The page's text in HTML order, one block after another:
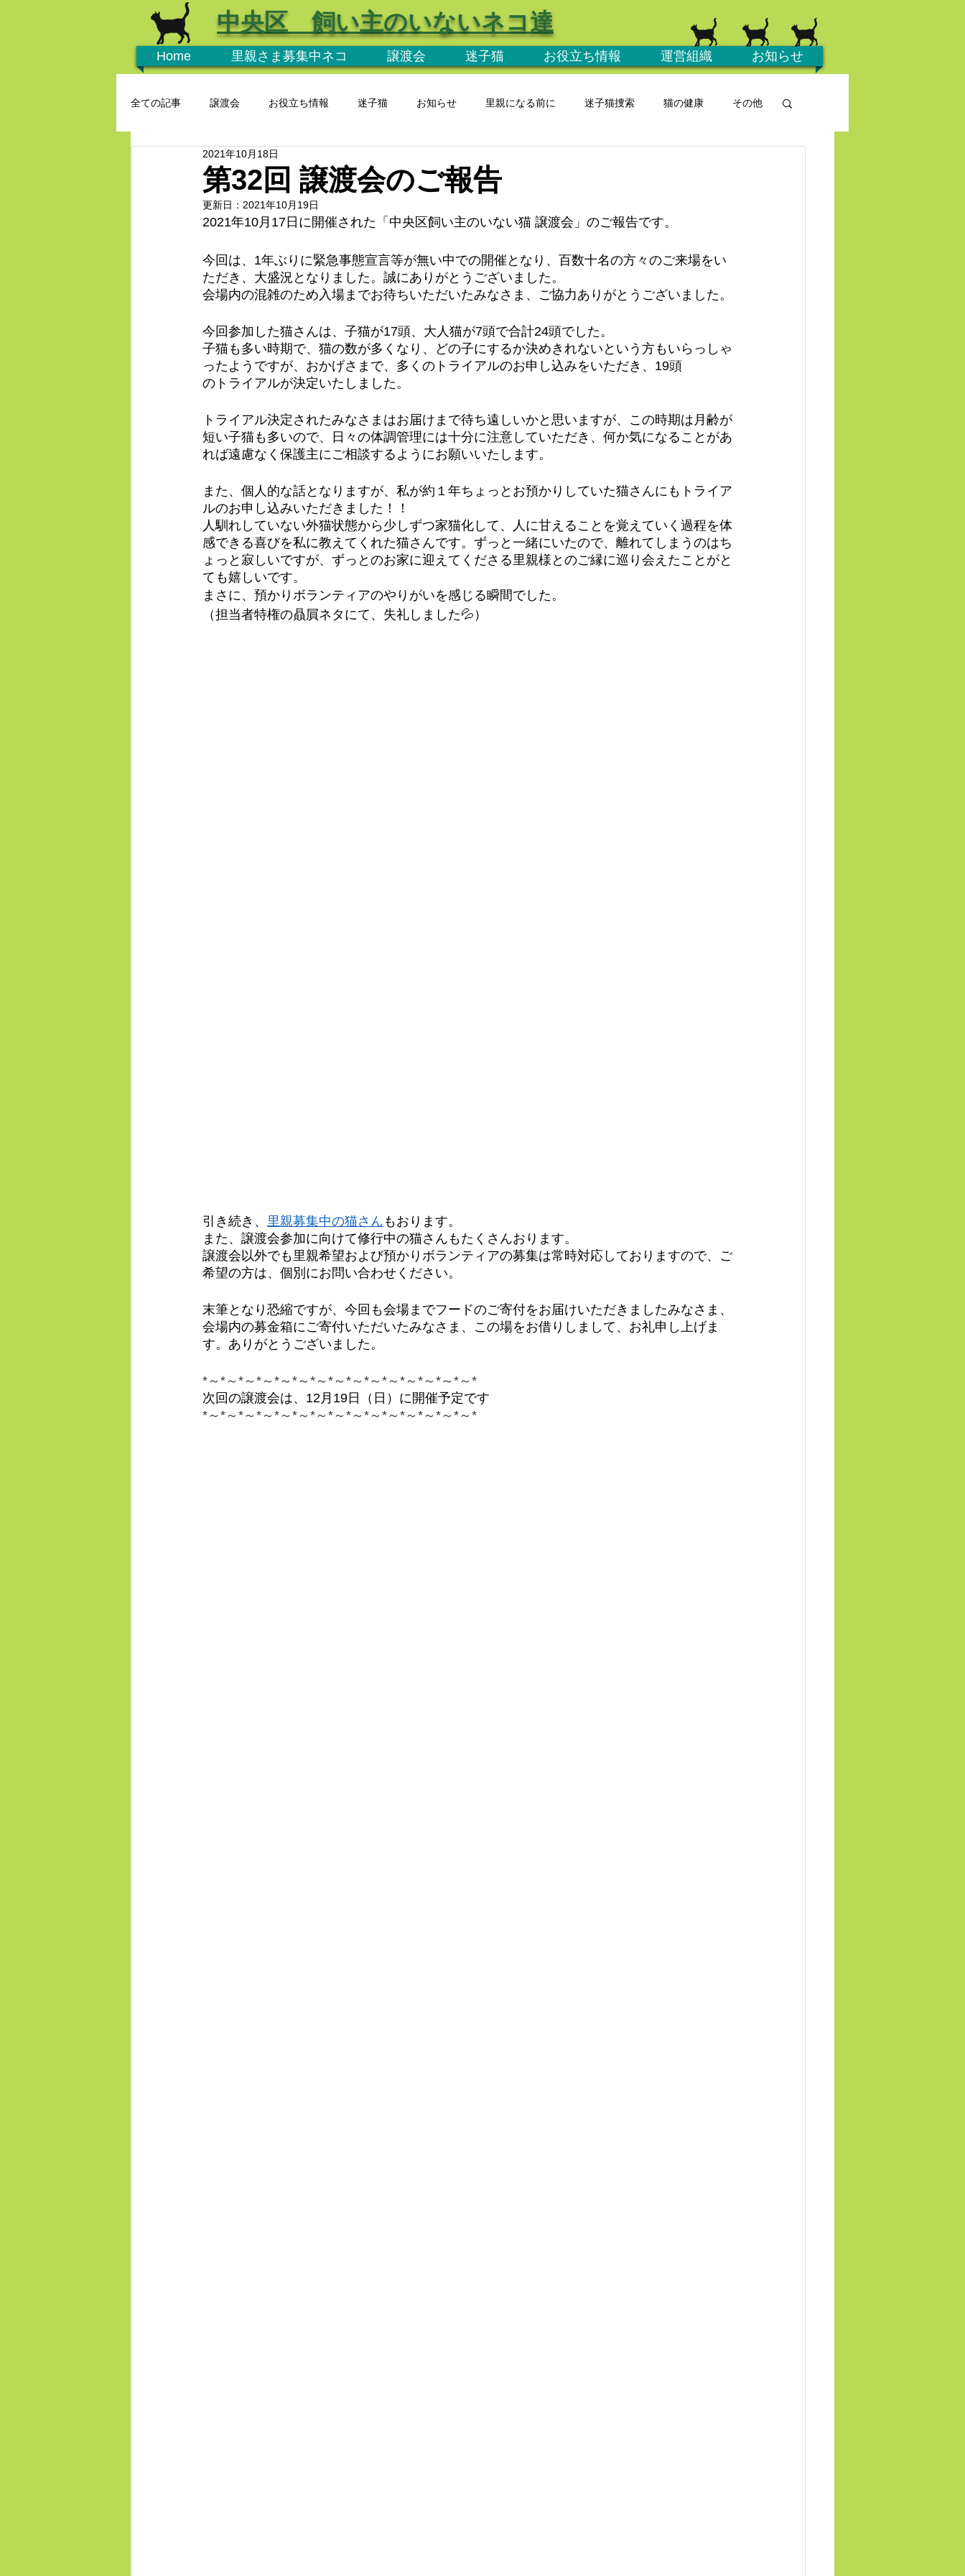
Home 里親さま募集中ネコ 譲渡会 迷子猫 お役立ち情報 運営組織 お知らせ
中央区 飼い主のいないネコ達
全ての記事 譲渡会 お役立ち情報 迷子猫 お知らせ 里親になる前に 迷子猫捜索 猫の健康 その他
第32回 譲渡会のご報告
2021年10月18日
更新日： 2021年10月19日
2021年10月17日に開催された「中央区飼い主のいない猫 譲渡会」のご報告です。
今回は、1年ぶりに緊急事態宣言等が無い中での開催となり、百数十名の方々のご来場をい
ただき、大盛況となりました。誠にありがとうございました。
会場内の混雑のため入場までお待ちいただいたみなさま、ご協力ありがとうございました。
今回参加した猫さんは、子猫が17頭、大人猫が7頭で合計24頭でした。
子猫も多い時期で、猫の数が多くなり、どの子にするか決めきれないという方もいらっしゃ
ったようですが、おかげさまで、多くのトライアルのお申し込みをいただき、19頭
のトライアルが決定いたしました。
トライアル決定されたみなさまはお届けまで待ち遠しいかと思いますが、この時期は月齢が
短い子猫も多いので、日々の体調管理には十分に注意していただき、何か気になることがあ
れば遠慮なく保護主にご相談するようにお願いいたします。
また、個人的な話となりますが、私が約１年ちょっとお預かりしていた猫さんにもトライア
ルのお申し込みいただきました！！
人馴れしていない外猫状態から少しずつ家猫化して、人に甘えることを覚えていく過程を体
感できる喜びを私に教えてくれた猫さんです。ずっと一緒にいたので、離れてしまうのはち
ょっと寂しいですが、ずっとのお家に迎えてくださる里親様とのご縁に巡り会えたことがと
ても嬉しいです。
まさに、預かりボランティアのやりがいを感じる瞬間でした。
（担当者特権の贔屓ネタにて、失礼しました💦）
引き続き、 里親募集中の猫さん もおります。
また、譲渡会参加に向けて修行中の猫さんもたくさんおります。
譲渡会以外でも里親希望および預かりボランティアの募集は常時対応しておりますので、ご
希望の方は、個別にお問い合わせください。
末筆となり恐縮ですが、今回も会場までフードのご寄付をお届けいただきましたみなさま、
会場内の募金箱にご寄付いただいたみなさま、この場をお借りしまして、お礼申し上げま
す。ありがとうございました。
*～*～*～*～*～*～*～*～*～*～*～*～*～*～*～*
次回の譲渡会は、12月19日（日）に開催予定です
*～*～*～*～*～*～*～*～*～*～*～*～*～*～*～*